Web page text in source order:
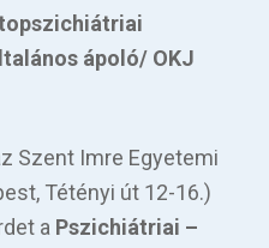
ápoló/ OKJ
Szent Imre Egyetemi
Tétényi út 12-16.)
a Pszichiátriai –